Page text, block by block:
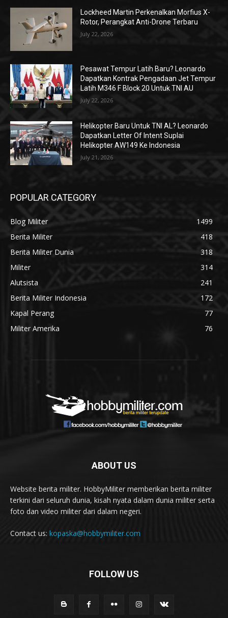
Lockheed Martin Perkenalkan Morfius X-
Rotor, Perangkat Anti-Drone Terbaru
July 22, 2026
Pesawat Tempur Latih Baru? Leonardo
Dapatkan Kontrak Pengadaan Jet Tempur
Latih M346 F Block 20 Untuk TNI AU
July 22, 2026
Helikopter Baru Untuk TNI AL? Leonardo
Dapatkan Letter Of Intent Suplai
Helikopter AW149 Ke Indonesia
July 21, 2026
POPULAR CATEGORY
Blog Militer
1499
Berita Militer
418
Berita Militer Dunia
318
Militer
314
Alutsista
241
Berita Militer Indonesia
172
Kapal Perang
77
Militer Amerika
76
ABOUT US
Website berita militer. HobbyMiliter memberikan berita militer
terkini dari seluruh dunia, kisah nyata dalam dunia militer serta
foto dan video militer dari dalam negeri.
Contact us: kopaska@hobbymiliter.com
FOLLOW US